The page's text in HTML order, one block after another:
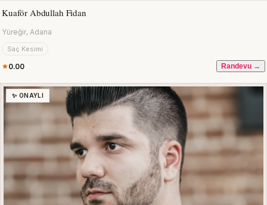
Kuaför Abdullah Fidan
Yüreğir, Adana
Saç Kesimi
0.00 Randevu →
✨ ONAYLI